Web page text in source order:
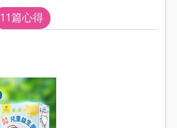
11篇心得